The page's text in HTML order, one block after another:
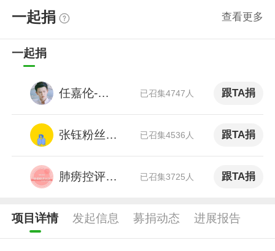
中国香港演员佘诗曼
狮城苍狼
政务名博 微公益爱心团成员 第四届百名网络正能量榜样
慈溪阿铭献出了爱心
公益博主 头条文章作者
任紫玉ziyu献出了爱心
知名摄影博主 专栏作家 旅行撰稿人 旅行玩家 旅游博主 微博VLOG博主 微博原创视频博主
查看更多
一起捐
一起捐
任嘉伦-粉丝 已召集4747人 跟TA捐
张钰粉丝后援团 已召集4536人 跟TA捐
肺痨控评大队EXO粉 已召集3725人 跟TA捐
项目详情 发起信息 募捐动态 进展报告